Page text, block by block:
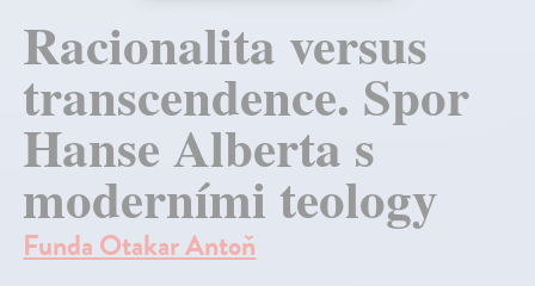
Racionalita versus
transcendence. Spor
Hanse Alberta s
moderními teology
Funda Otakar Antoň